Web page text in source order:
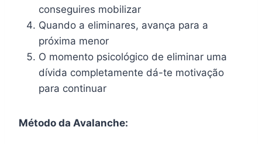
conseguires mobilizar
Quando a eliminares, avança para a
próxima menor
O momento psicológico de eliminar uma
dívida completamente dá-te motivação
para continuar
Método da Avalanche: